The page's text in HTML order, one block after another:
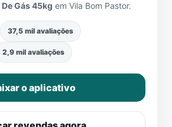
Gás 45kg em Vila Bom Pastor.
37,5 mil avaliações
2,9 mil avaliações
o aplicativo